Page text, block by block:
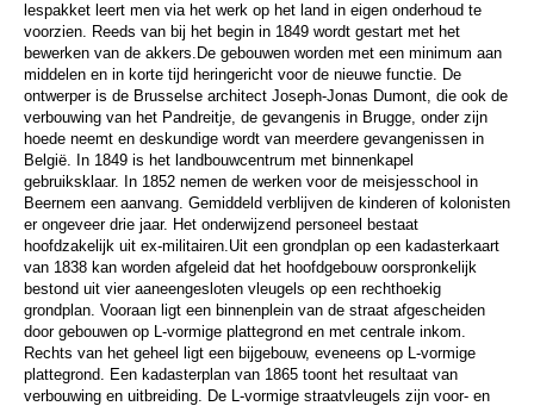
lespakket leert men via het werk op het land in eigen onderhoud te
voorzien. Reeds van bij het begin in 1849 wordt gestart met het
bewerken van de akkers.De gebouwen worden met een minimum aan
middelen en in korte tijd heringericht voor de nieuwe functie. De
ontwerper is de Brusselse architect Joseph-Jonas Dumont, die ook de
verbouwing van het Pandreitje, de gevangenis in Brugge, onder zijn
hoede neemt en deskundige wordt van meerdere gevangenissen in
België. In 1849 is het landbouwcentrum met binnenkapel
gebruiksklaar. In 1852 nemen de werken voor de meisjesschool in
Beernem een aanvang. Gemiddeld verblijven de kinderen of kolonisten
er ongeveer drie jaar. Het onderwijzend personeel bestaat
hoofdzakelijk uit ex-militairen.Uit een grondplan op een kadasterkaart
van 1838 kan worden afgeleid dat het hoofdgebouw oorspronkelijk
bestond uit vier aaneengesloten vleugels op een rechthoekig
grondplan. Vooraan ligt een binnenplein van de straat afgescheiden
door gebouwen op L-vormige plattegrond en met centrale inkom.
Rechts van het geheel ligt een bijgebouw, eveneens op L-vormige
plattegrond. Een kadasterplan van 1865 toont het resultaat van
verbouwing en uitbreiding. De L-vormige straatvleugels zijn voor- en